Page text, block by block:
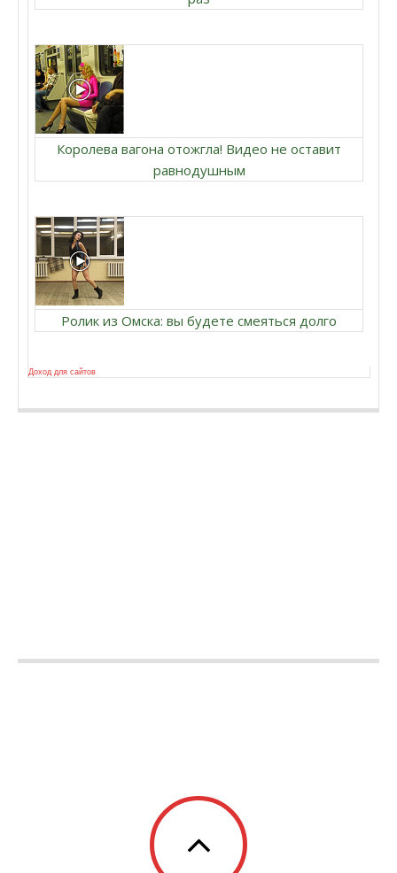
Королева вагона отожгла! Видео не оставит
равнодушным
Ролик из Омска: вы будете смеяться долго
Доход для сайтов